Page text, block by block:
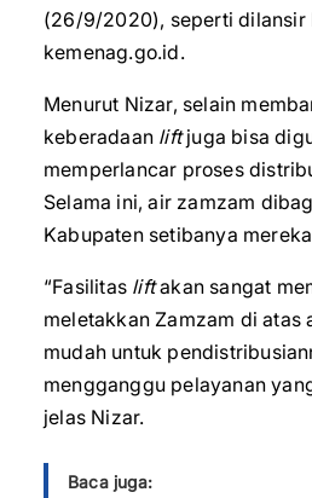
(26/9/2020), seperti dilansir
kemenag.go.id.
Menurut Nizar, selain
keberadaan liftjuga bisa
memperlancar proses
Selama ini, air zamzam
Kabupaten setibanya
“Fasilitas liftakan sangat
meletakkan Zamzam di atas
mudah untuk
mengganggu pelayanan
jelas Nizar.
Baca juga: